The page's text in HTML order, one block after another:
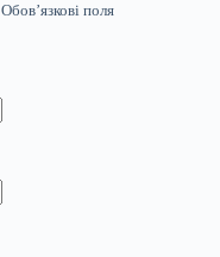
Обов’язкові поля